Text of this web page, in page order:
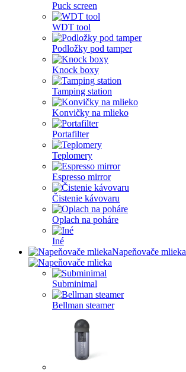
Puck screen
WDT tool
Podložky pod tamper
Knock boxy
Tamping station
Konvičky na mlieko
Portafilter
Teplomery
Espresso mirror
Čistenie kávovaru
Oplach na poháre
Iné
Napeňovače mlieka
Subminimal
Bellman steamer